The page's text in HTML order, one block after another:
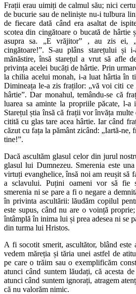
Frații erau uimiți de calmul său; nici
de bucurie sau de neliniște nu-i tulbura
de fiecare dată când era asaltat de
scotea din cingătoare o bucată de hârtie
asupra sa. „E vrăjitor” , au zis ei,
cingătoare!”. S-au plâns starețului și
mănăstire, însă starețul a vrut să afle
privința acelei bucăți de hârtie. Prin
la chilia acelui monah, i-a luat hârtia în
Dimineața le-a zis fraților: „vă voi citi ce
hârtie”. Dar monahul, temându-se că
luarea sa aminte la propriile păcate, l-a
Starețul știa însă că frații vor învăța
citită cu glas tare acea hârtie. Iar când
căzut cu fața la pământ zicând: „Iartă-ne,
tine!”.
Dacă ascultăm glasul celor din jurul
glasul lui Dumnezeu. Smerenia este
virtuți evanghelice, însă noi am reușit să
a sclavului. Puțini oameni vor să fie
smerenia ni se pare a fi o negare a
în privinta ascultării: lăudăm copilul
este supus, când nu are o voință
întâmplă în inima lui și prea adesea ni se
din turma lui Hristos.
A fi socotit smerit, ascultător, blând este
vedem măreția și tăria unei astfel de
pe care o trăim sau o exemplificăm
atunci când suntem lăudați, că acesta
atunci când suntem ignorați, atragem
că nu valorăm nimic.